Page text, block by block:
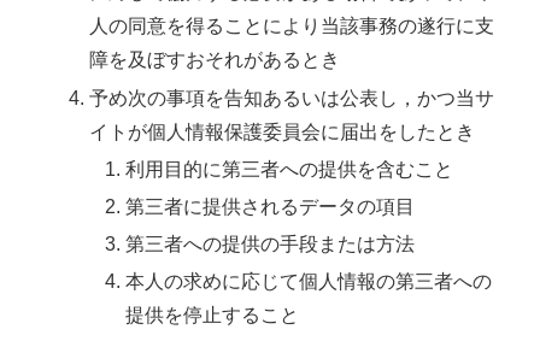
人の同意を得ることにより当該事務の遂行に支
障を及ぼすおそれがあるとき
予め次の事項を告知あるいは公表し，かつ当サ
イトが個人情報保護委員会に届出をしたとき
利用目的に第三者への提供を含むこと
第三者に提供されるデータの項目
第三者への提供の手段または方法
本人の求めに応じて個人情報の第三者への
提供を停止すること